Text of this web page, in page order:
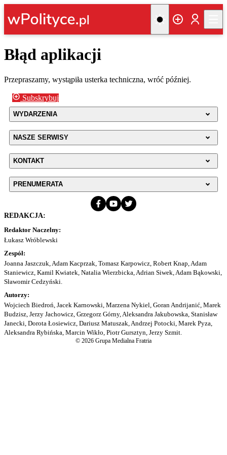
Błąd aplikacji
Przepraszamy, wystąpiła usterka techniczna, wróć później.
Subskrybuj
WYDARZENIA
NASZE SERWISY
KONTAKT
PRENUMERATA
REDAKCJA:
Redaktor Naczelny:
Łukasz Wróblewski
Zespół:
Joanna Jaszczuk, Adam Kacprzak, Tomasz Karpowicz, Robert Knap, Adam
Staniewicz, Kamil Kwiatek, Natalia Wierzbicka, Adrian Siwek, Adam Bąkowski,
Sławomir Cedzyński.
Autorzy:
Wojciech Biedroń, Jacek Karnowski, Marzena Nykiel, Goran Andrijanić, Marek
Budzisz, Jerzy Jachowicz, Grzegorz Górny, Aleksandra Jakubowska, Stanisław
Janecki, Dorota Łosiewicz, Dariusz Matuszak, Andrzej Potocki, Marek Pyza,
Aleksandra Rybińska, Marcin Wikło, Piotr Gursztyn, Jerzy Szmit.
© 2026 Grupa Medialna Fratria